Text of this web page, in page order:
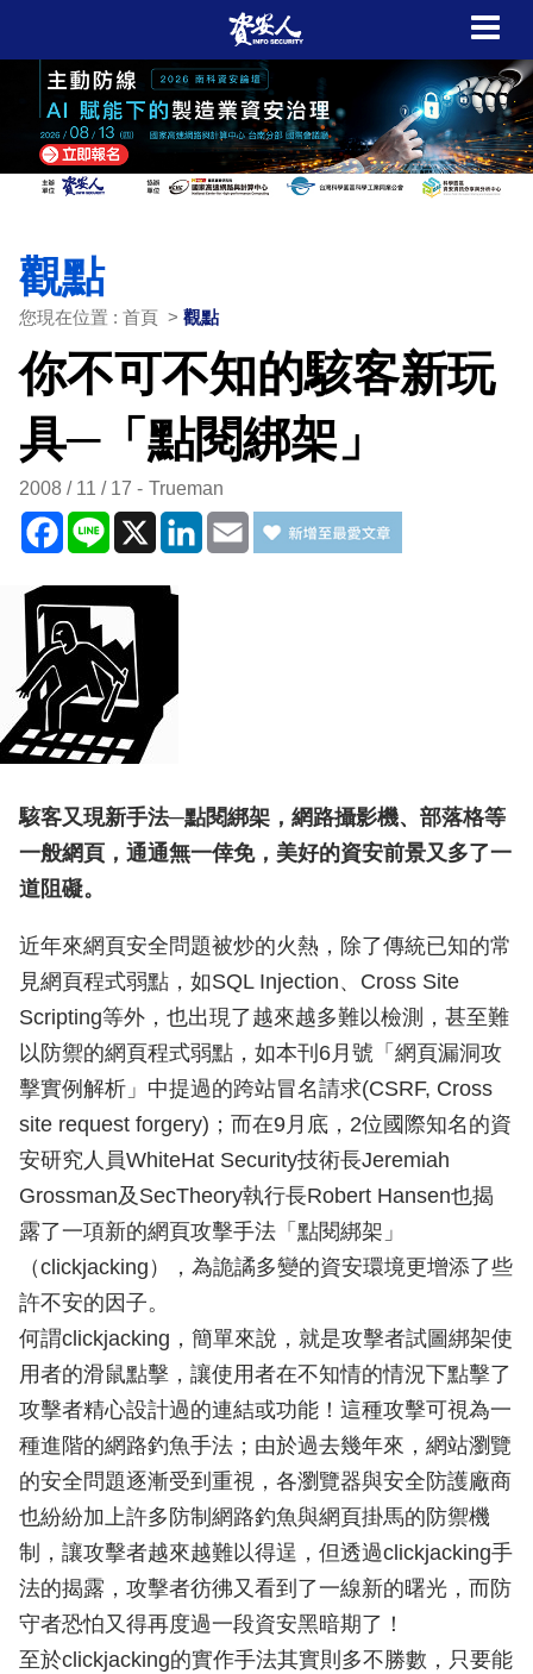
觀點
您現在位置 : 首頁 > 觀點
你不可不知的駭客新玩
具─「點閱綁架」
2008 / 11 / 17 Trueman
Facebook
Line X LinkedIn
Email
駭客又現新手法─點閱綁架，網路攝影機、部落格等
一般網頁，通通無一倖免，美好的資安前景又多了一
道阻礙。
近年來網頁安全問題被炒的火熱，除了傳統已知的常
見網頁程式弱點，如SQL Injection、Cross Site
Scripting等外，也出現了越來越多難以檢測，甚至難
以防禦的網頁程式弱點，如本刊6月號「網頁漏洞攻
擊實例解析」中提過的跨站冒名請求(CSRF, Cross
site request forgery)；而在9月底，2位國際知名的資
安研究人員WhiteHat Security技術長Jeremiah
Grossman及SecTheory執行長Robert Hansen也揭
露了一項新的網頁攻擊手法「點閱綁架」
（clickjacking），為詭譎多變的資安環境更增添了些
許不安的因子。
何謂clickjacking，簡單來說，就是攻擊者試圖綁架使
用者的滑鼠點擊，讓使用者在不知情的情況下點擊了
攻擊者精心設計過的連結或功能！這種攻擊可視為一
種進階的網路釣魚手法；由於過去幾年來，網站瀏覽
的安全問題逐漸受到重視，各瀏覽器與安全防護廠商
也紛紛加上許多防制網路釣魚與網頁掛馬的防禦機
制，讓攻擊者越來越難以得逞，但透過clickjacking手
法的揭露，攻擊者彷彿又看到了一線新的曙光，而防
守者恐怕又得再度過一段資安黑暗期了！
至於clickjacking的實作手法其實則多不勝數，只要能